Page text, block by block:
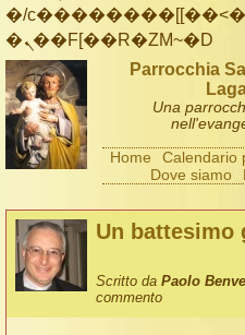
�/
�ܢ��F[��R�ZM~�D
Parrocchia
Una
Home Calendario
Dove siamo
Un battesimo
Scritto da Paolo
commento